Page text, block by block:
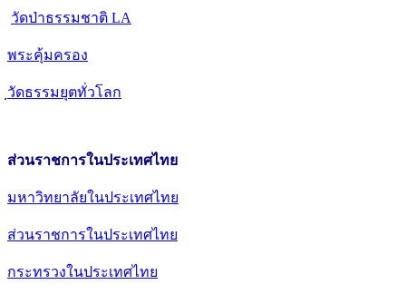
วัดป่าธรรมชาติ LA
พระคุ้มครอง
วัดธรรมยุตทั่วโลก
ส่วนราชการในประเทศไทย
มหาวิทยาลัยในประเทศไทย
ส่วนราชการในประเทศไทย
กระทรวงในประเทศไทย